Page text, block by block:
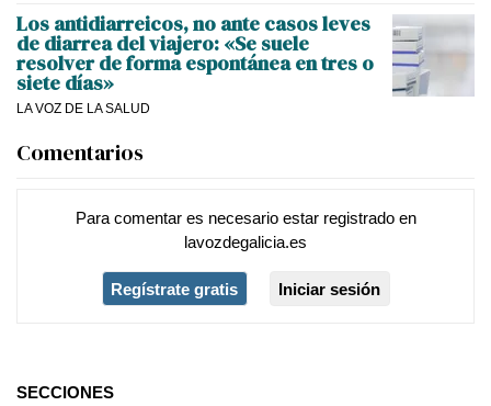
Los antidiarreicos, no ante casos leves
de diarrea del viajero: «Se suele
resolver de forma espontánea en tres o
siete días»
LA VOZ DE LA SALUD
Comentarios
Para comentar es necesario estar registradoen
lavozdegalicia.es
Regístrate gratis Iniciar sesión
SECCIONES